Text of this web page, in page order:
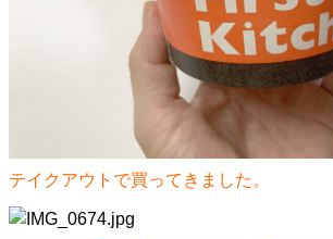
テイクアウトで買ってきました。